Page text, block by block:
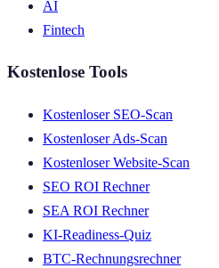
AI
Fintech
Kostenlose Tools
Kostenloser SEO-Scan
Kostenloser Ads-Scan
Kostenloser Website-Scan
SEO ROI Rechner
SEA ROI Rechner
KI-Readiness-Quiz
BTC-Rechnungsrechner